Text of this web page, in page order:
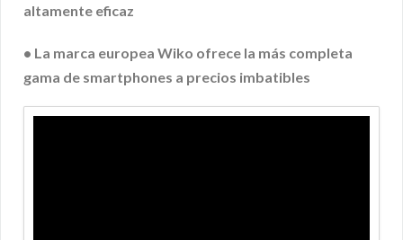
altamente eficaz
• La marca europea Wiko ofrece la más completa
gama de smartphones a precios imbatibles